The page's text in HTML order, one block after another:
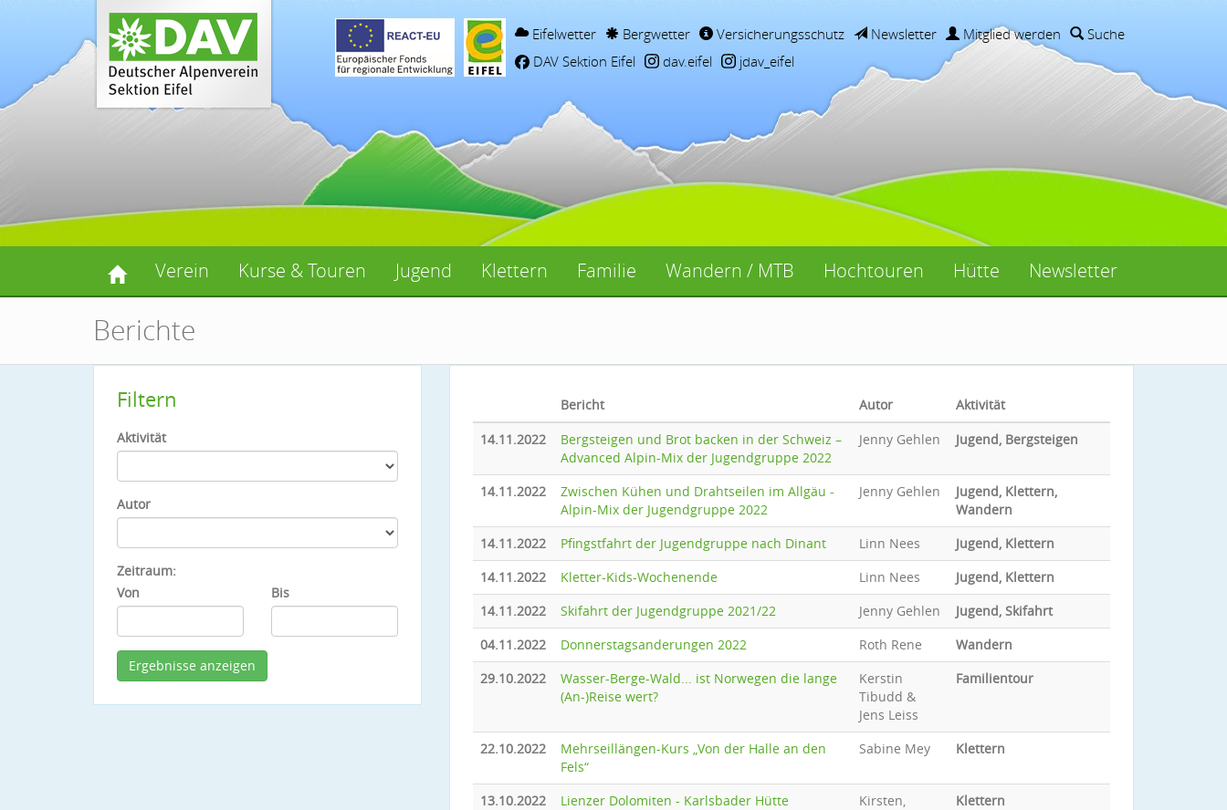
Eifelwetter Bergwetter Versicherungsschutz Newsletter Mitglied werden
Suche
DAV Sektion Eifel
dav.eifel jdav_eifel
Verein Kurse & Touren Jugend Klettern Familie Wandern / MTB Hochtouren Hütte Newsletter
Berichte
Filtern
Aktivität
Autor
Zeitraum:
Von
Bis
Bericht Autor
Aktivität
14.11.2022
Bergsteigen und Brot backen in der Schweiz –
Advanced Alpin-Mix der Jugendgruppe 2022
Jenny Gehlen Jugend, Bergsteigen
14.11.2022
Zwischen Kühen und Drahtseilen im Allgäu -
Alpin-Mix der Jugendgruppe 2022
Jenny Gehlen
Jugend, Klettern,
Wandern
14.11.2022
Pfingstfahrt der Jugendgruppe nach Dinant Linn Nees
Jugend, Klettern
14.11.2022
Kletter-Kids-Wochenende Linn Nees
Jugend, Klettern
14.11.2022
Skifahrt der Jugendgruppe 2021/22 Jenny Gehlen
Jugend, Skifahrt
04.11.2022
Donnerstagsanderungen 2022 Roth Rene
Wandern
29.10.2022
Wasser-Berge-Wald... ist Norwegen die lange
(An-)Reise wert?
Kerstin
Tibudd &
Jens Leiss
Familientour
22.10.2022
Mehrseillängen-Kurs „Von der Halle an den
Fels“
Sabine Mey Klettern
13.10.2022 Lienzer Dolomiten - Karlsbader Hütte
Kirsten,
Klettern